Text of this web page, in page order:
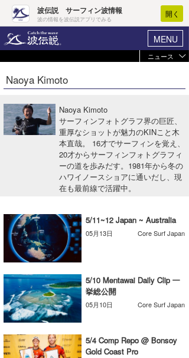
波伝説 サーフィン波情報
波の情報を波伝説アプリでみる
開く
MENU
ヘルプ マイホーム
ログイン
新規会員登録
波情報･概況
WAVE HUNTER波予想ツール
サーフィンエリアガイド
会員メニュー
今月のプレゼント
Naoya Kimoto
Naoya Kimoto
サーフィンフォトグラフ界の巨匠、
重厚なショットが魅力のKINこと木
本直哉。 16才でサーフィンを覚え、
20才からサーフィンフォトグラフィ
ーの道を歩みだす。1981年から冬の
ハワイノースショアに通いだし、現
在も最前線で活躍中。
5/11~12 Japan ~ Australia
05月13日 Core Surf Japan
5/10 Mentawai Daily Clip 一
挙総公開
05月10日 Core Surf Japan
5/4 Comp Repo @ Bonsoy
Gold Coast Pro
ニュース
Core Surf Japan
コンテスト
ファッション/グッズ
アート＆エンタメ
ショップ情報
ショップ情報
湘南
千葉北
伊豆
千葉南
ウラナミ
お知らせ
その他
ルール＆How to
VOTE!